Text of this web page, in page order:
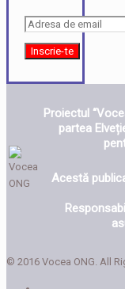
Proiectul
partea
Acestă
© 2016 Vocea ONG. All